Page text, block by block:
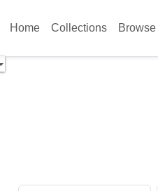
Home Collections Browse